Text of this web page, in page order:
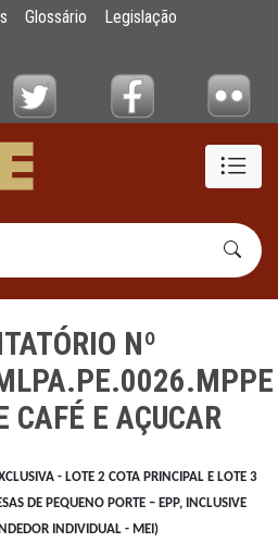
Nº
Glossário
Legislação
Nº
CAFÉ E AÇUCAR
- LOTE 2 COTA PRINCIPAL E LOTE 3
DE PEQUENO PORTE – EPP, INCLUSIVE
INDIVIDUAL - MEI)